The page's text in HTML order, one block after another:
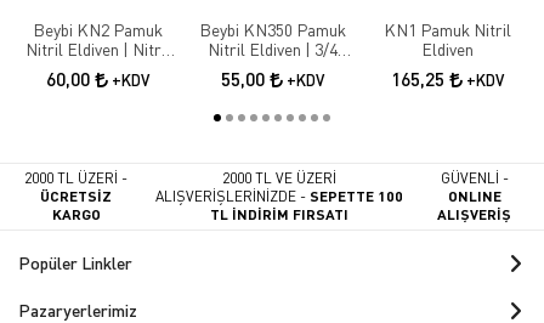
Beybi KN2 Pamuk
Nitril Eldiven | Nitril
Kaplama İş Güvenliği
Eldiveni
60,00 +KDV
Beybi KN350 Pamuk
Nitril Eldiven | 3/4
Nitril Kaplama İş
Eldiveni
55,00 +KDV
KN1 Pamuk Nitril
Eldiven
165,25 +KDV
2000 TL ÜZERİ -
ÜCRETSİZ
KARGO
2000 TL VE ÜZERİ
ALIŞVERİŞLERİNİZDE -SEPETTE 100
TL İNDİRİM FIRSATI
GÜVENLİ -
ONLINE
ALIŞVERİŞ
Popüler Linkler
Pazaryerlerimiz